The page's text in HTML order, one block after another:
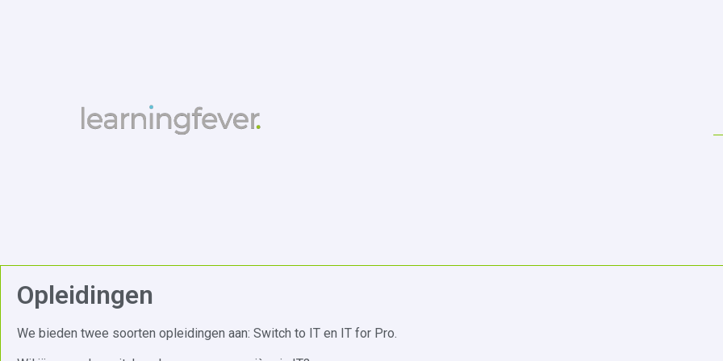
Opleidingen
We bieden twee soorten opleidingen aan: Switch to IT en IT for Pro.